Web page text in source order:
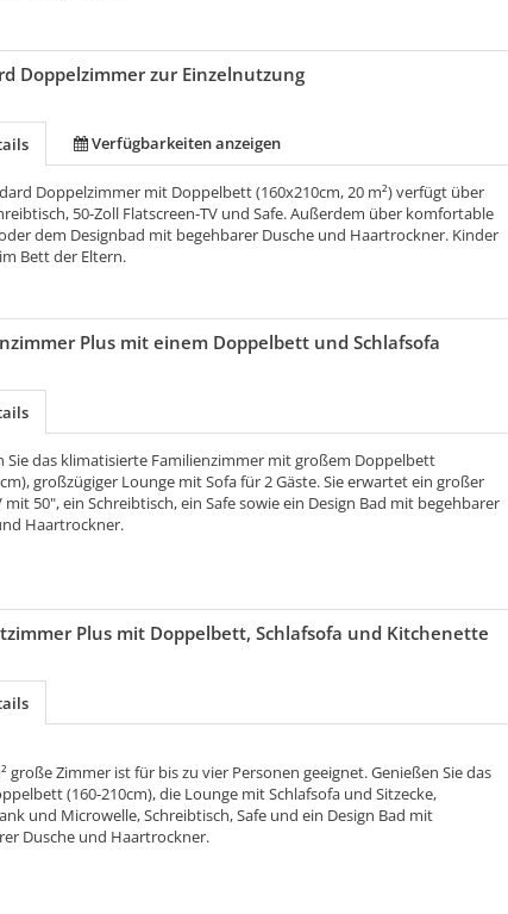
Doppelzimmer zur Einzelnutzung
Verfügbarkeiten anzeigen
Doppelzimmer mit Doppelbett (160x210cm, 20 m²) verfügt über
50-Zoll Flatscreen-TV und Safe. Außerdem über komfortable
dem Designbad mit begehbarer Dusche und Haartrockner. Kinder
Bett der Eltern.
Plus mit einem Doppelbett und Schlafsofa
Sie das klimatisierte Familienzimmer mit großem Doppelbett
großzügiger Lounge mit Sofa für 2 Gäste. Sie erwartet ein großer
mit 50", ein Schreibtisch, ein Safe sowie ein Design Bad mit begehbarer
Haartrockner.
Plus mit Doppelbett, Schlafsofa und Kitchenette
große Zimmer ist für bis zu vier Personen geeignet. Genießen Sie das
(160-210cm), die Lounge mit Schlafsofa und Sitzecke,
und Microwelle, Schreibtisch, Safe und ein Design Bad mit
Dusche und Haartrockner.